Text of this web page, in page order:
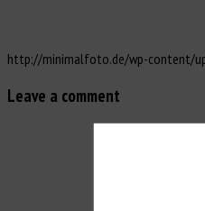
http://minimalfoto.de/wp-content/
Leave a comment